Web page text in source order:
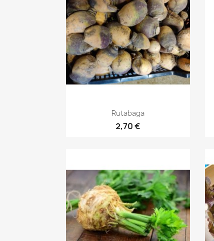
Aperçu rapide
Rutabaga
2,70 €